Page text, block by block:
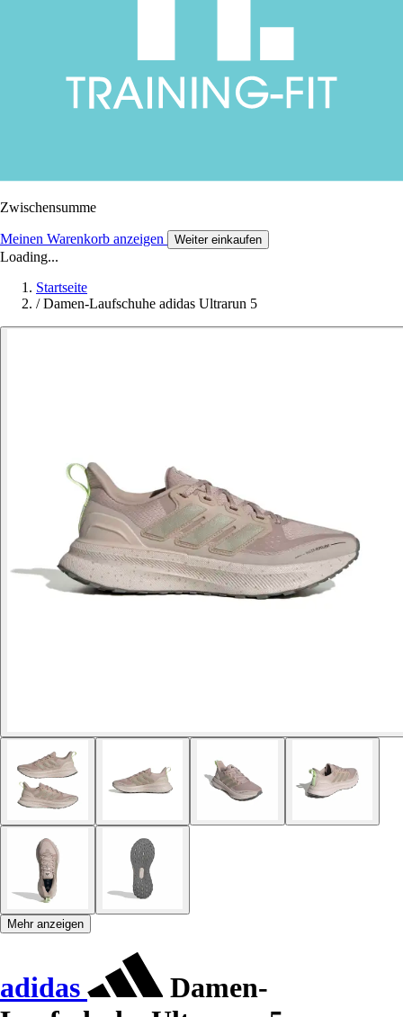
Zwischensumme
Meinen Warenkorb anzeigen Weiter einkaufen
Loading...
Startseite
/ Damen-Laufschuhe adidas Ultrarun 5
Mehr anzeigen
adidas
Damen-